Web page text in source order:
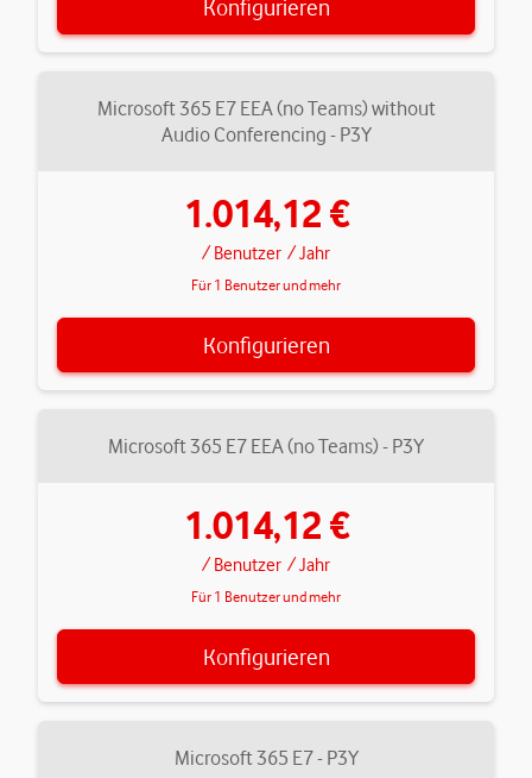
Konfigurieren
Microsoft 365 E7 EEA (no Teams) without
Audio Conferencing - P3Y
1.014,12 €
/ Benutzer / Jahr
Für 1 Benutzer und mehr
Konfigurieren
Microsoft 365 E7 EEA (no Teams) - P3Y
1.014,12 €
/ Benutzer / Jahr
Für 1 Benutzer und mehr
Konfigurieren
Microsoft 365 E7 - P3Y